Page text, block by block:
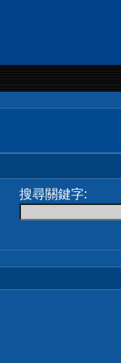
搜尋關鍵字: